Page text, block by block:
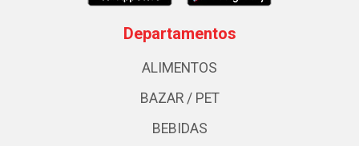
Departamentos
ALIMENTOS
BAZAR / PET
BEBIDAS